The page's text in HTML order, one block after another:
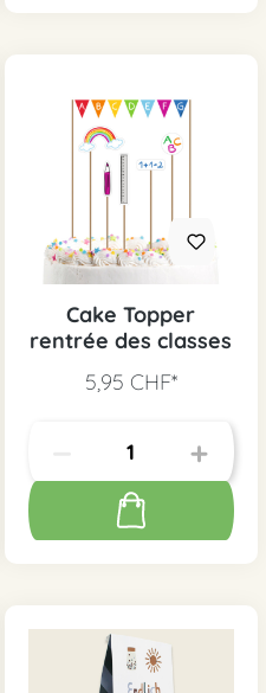
Cake Topper
rentrée des classes
5,95 CHF*